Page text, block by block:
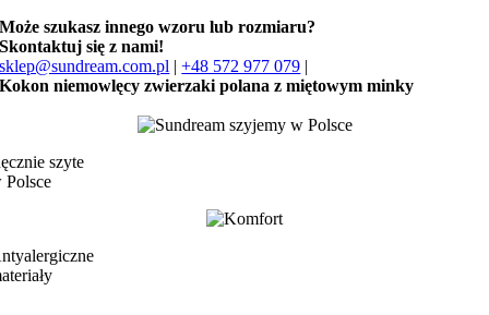
Może szukasz innego wzoru lub rozmiaru?
Skontaktuj się z nami!
sklep@sundream.com.pl |+48 572 977 079 |
Kokon niemowlęcy zwierzaki polana z miętowym minky
szyte
Polsce